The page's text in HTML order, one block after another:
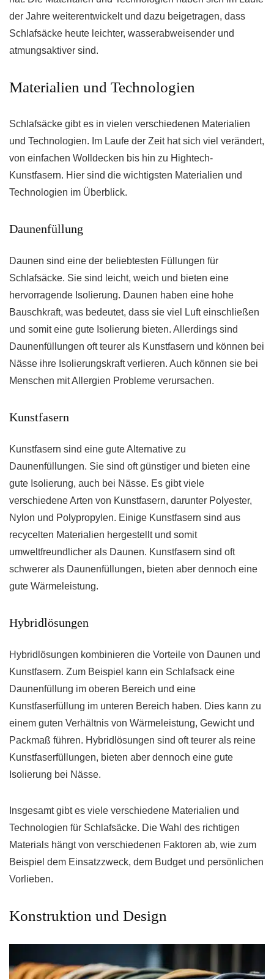
der Jahre weiterentwickelt und dazu beigetragen, dass
Schlafsäcke heute leichter, wasserabweisender und
atmungsaktiver sind.
Materialien und Technologien
Schlafsäcke gibt es in vielen verschiedenen Materialien
und Technologien. Im Laufe der Zeit hat sich viel verändert,
von einfachen Wolldecken bis hin zu Hightech-
Kunstfasern. Hier sind die wichtigsten Materialien und
Technologien im Überblick.
Daunenfüllung
Daunen sind eine der beliebtesten Füllungen für
Schlafsäcke. Sie sind leicht, weich und bieten eine
hervorragende Isolierung. Daunen haben eine hohe
Bauschkraft, was bedeutet, dass sie viel Luft einschließen
und somit eine gute Isolierung bieten. Allerdings sind
Daunenfüllungen oft teurer als Kunstfasern und können bei
Nässe ihre Isolierungskraft verlieren. Auch können sie bei
Menschen mit Allergien Probleme verursachen.
Kunstfasern
Kunstfasern sind eine gute Alternative zu
Daunenfüllungen. Sie sind oft günstiger und bieten eine
gute Isolierung, auch bei Nässe. Es gibt viele
verschiedene Arten von Kunstfasern, darunter Polyester,
Nylon und Polypropylen. Einige Kunstfasern sind aus
recycelten Materialien hergestellt und somit
umweltfreundlicher als Daunen. Kunstfasern sind oft
schwerer als Daunenfüllungen, bieten aber dennoch eine
gute Wärmeleistung.
Hybridlösungen
Hybridlösungen kombinieren die Vorteile von Daunen und
Kunstfasern. Zum Beispiel kann ein Schlafsack eine
Daunenfüllung im oberen Bereich und eine
Kunstfaserfüllung im unteren Bereich haben. Dies kann zu
einem guten Verhältnis von Wärmeleistung, Gewicht und
Packmaß führen. Hybridlösungen sind oft teurer als reine
Kunstfaserfüllungen, bieten aber dennoch eine gute
Isolierung bei Nässe.
Insgesamt gibt es viele verschiedene Materialien und
Technologien für Schlafsäcke. Die Wahl des richtigen
Materials hängt von verschiedenen Faktoren ab, wie zum
Beispiel dem Einsatzzweck, dem Budget und persönlichen
Vorlieben.
Konstruktion und Design